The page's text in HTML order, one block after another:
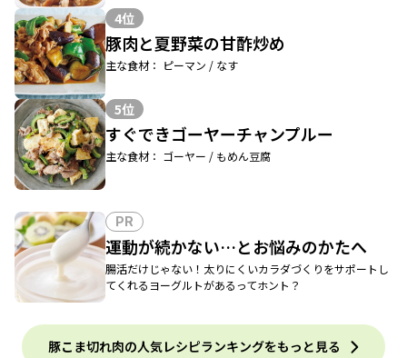
4位
豚肉と夏野菜の甘酢炒め
主な食材： ピーマン / なす
5位
すぐできゴーヤーチャンプルー
主な食材： ゴーヤー / もめん豆腐
PR
運動が続かない…とお悩みのかたへ
腸活だけじゃない！太りにくいカラダづくりをサポートし
てくれるヨーグルトがあるってホント？
豚こま切れ肉の人気レシピランキングをもっと見る